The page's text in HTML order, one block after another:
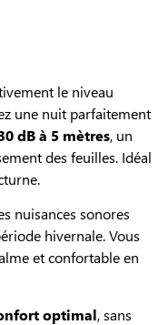
le niveau
une nuit parfaitement
dB à 5 mètres, un
des feuilles. Idéal
nuisances sonores
hivernale. Vous
et confortable en
optimal, sans